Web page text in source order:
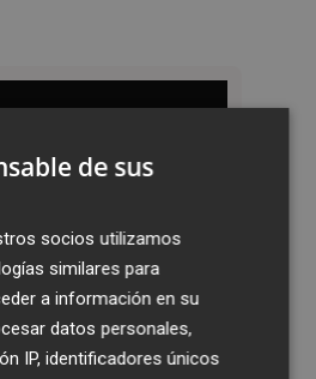
de sus
socios utilizamos
similares para
a información en su
datos personales,
IP, identificadores únicos